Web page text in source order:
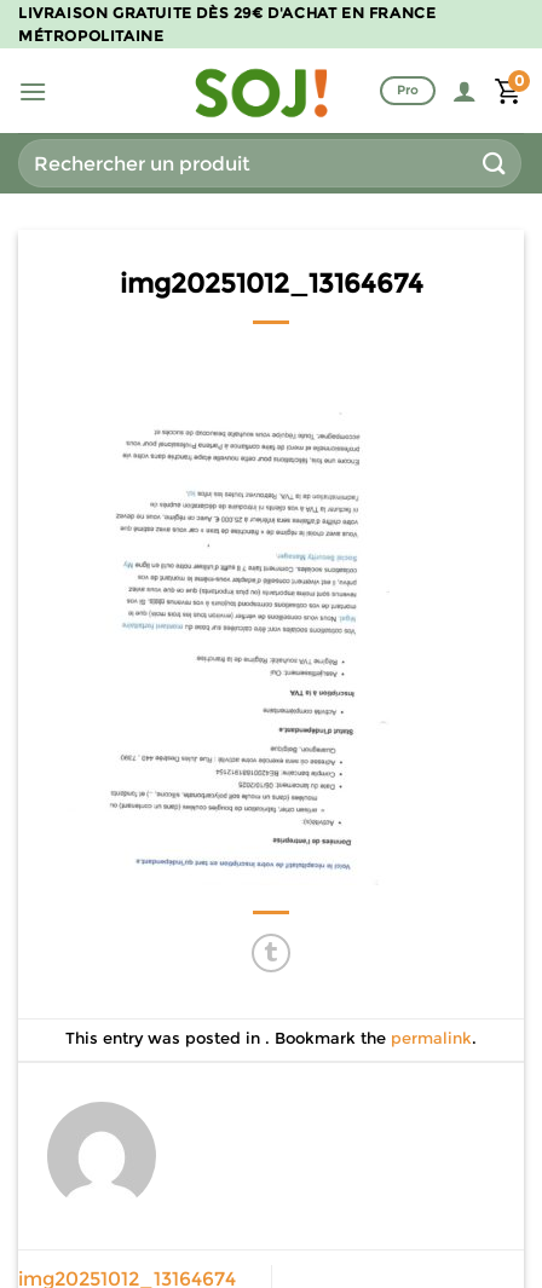
Passer
au
LIVRAISON GRATUITE DÈS 29€ D'ACHAT EN FRANCE
MÉTROPOLITAINE
Pro
0
Recherche
pour :
img20251012_13164674
This entry was posted in . Bookmark the permalink.
img20251012_13164674